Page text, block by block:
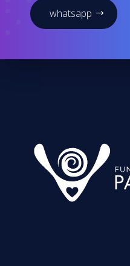
whatsapp